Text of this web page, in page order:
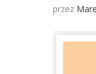
przez